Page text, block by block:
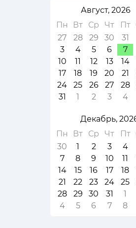
Август, 2026
Пн
Вт Ср Чт Пт
27
28 29 30 31
3
4 5 6 7
10
11 12 13 14
17
18 19 20 21
24
25 26 27 28
31
1 2 3 4
Декабрь,
Пн
Вт Ср Чт Пт
30
1 2 3 4
7
8 9 10 11
14
15 16 17 18
21
22 23 24 25
28
29 30 31 1
4
5 6 7 8